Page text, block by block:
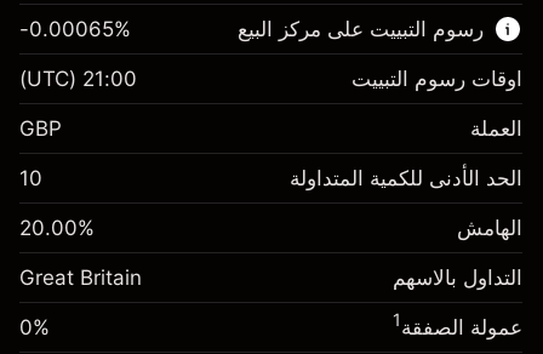
اعرف المزيد عن:
عقود الفروقات
الهامش. استثمارك £1,000.00
-0.021271
%
(-£1.06)
حجم التداول مع الرافعة المالية ~ $
المال من الرافعة المالية ~
رسوم التبييت على مركز البيع
الهامش. استثمارك £1,000.00
رسم المبيت
-0.000647
%
(-£0.03)
حجم التداول مع الرافعة المالية ~ $
-0.00065%
اوقات رسوم التبييت 21:00
(UTC)
العملة GBP
الحد الأدنى للكمية المتداولة 10
الهامش 20.00%
التداول بالاسهم Great Britain
عمولة الصفقة1
0%